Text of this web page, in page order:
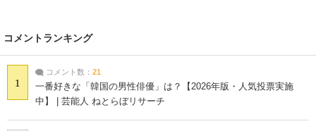
コメントランキング
1
コメント数： 21
一番好きな「韓国の男性俳優」は？【2026年版・人気投票実施
中】 | 芸能人 ねとらぼリサーチ